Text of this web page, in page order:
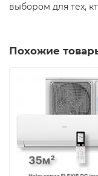
выбором для тех,
Похожие